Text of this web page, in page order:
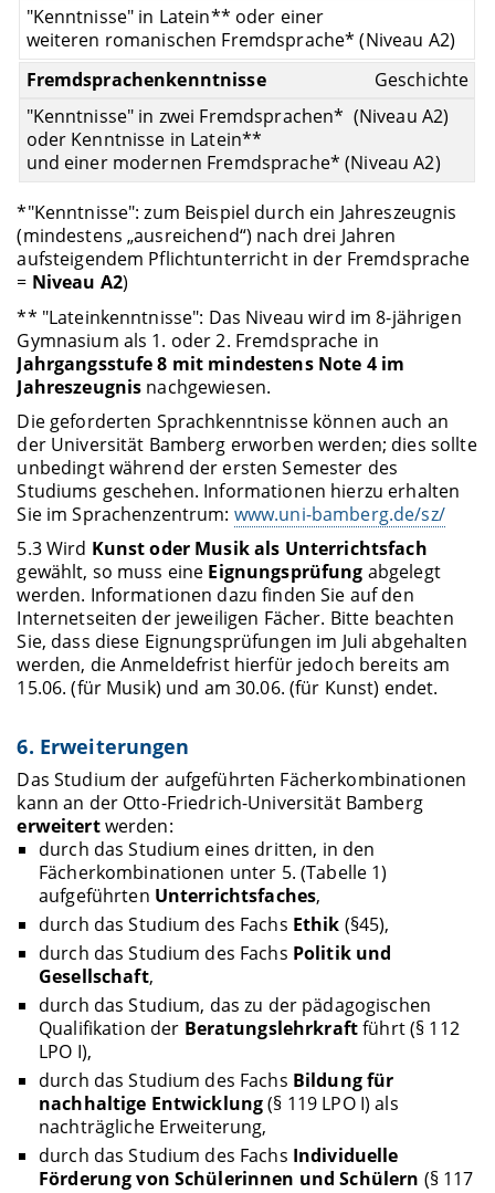
"Kenntnisse" in Latein** oder einer
weiteren romanischen Fremdsprache* (Niveau A2)
Geschichte
"Kenntnisse" in zwei Fremdsprachen* (Niveau A2)
oder Kenntnisse in Latein**
und einer modernen Fremdsprache* (Niveau A2)
*"Kenntnisse": zum Beispiel durch ein Jahreszeugnis
(mindestens „ausreichend“) nach drei Jahren
aufsteigendem Pflichtunterricht in der Fremdsprache
= Niveau A2)
** "Lateinkenntnisse": Das Niveau wird im 8-jährigen
Gymnasium als 1. oder 2. Fremdsprache in
Jahrgangsstufe 8 mit mindestens Note 4 im
Jahreszeugnis nachgewiesen.
Die geforderten Sprachkenntnisse können auch an
der Universität Bamberg erworben werden; dies sollte
unbedingt während der ersten Semester des
Studiums geschehen. Informationen hierzu erhalten
Sie im Sprachenzentrum: www.uni-bamberg.de/sz/
5.3 Wird Kunst oder Musik als Unterrichtsfach
gewählt, so muss eine Eignungsprüfung abgelegt
werden. Informationen dazu finden Sie auf den
Internetseiten der jeweiligen Fächer. Bitte beachten
Sie, dass diese Eignungsprüfungen im Juli abgehalten
werden, die Anmeldefrist hierfür jedoch bereits am
15.06. (für Musik) und am 30.06. (für Kunst) endet.
6. Erweiterungen
Das Studium der aufgeführten Fächerkombinationen
kann an der Otto-Friedrich-Universität Bamberg
erweitertwerden:
durch das Studium eines dritten, in den
Fächerkombinationen unter 5. (Tabelle 1)
aufgeführten Unterrichtsfaches,
durch das Studium des Fachs Ethik (§45),
durch das Studium des Fachs Politik und
Gesellschaft,
durch das Studium, das zu der pädagogischen
Qualifikation der Beratungslehrkraftführt (§ 112
LPO I),
durch das Studium des Fachs Bildung für
nachhaltige Entwicklung(§ 119 LPO I) als
nachträgliche Erweiterung,
durch das Studium des Fachs Individuelle
Förderung von Schülerinnen und Schülern (§ 117